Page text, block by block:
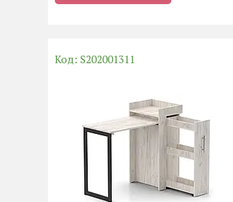
S202001311